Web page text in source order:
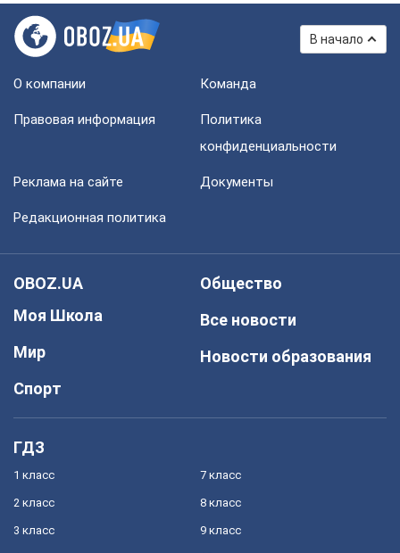
В начало
О компании Команда
Правовая информация
Политика
конфиденциальности
Реклама на сайте Документы
Редакционная политика
OBOZ.UA
Моя Школа
Мир
Спорт
Общество
Все новости
Новости образования
ГДЗ
1 класс
2 класс
3 класс
7 класс
8 класс
9 класс